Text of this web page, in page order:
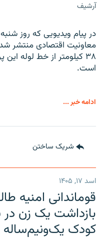
آرشیف
معاونیت اقتصادی منتشر
۳۸ کیلومتر از خط لوله
است.
ادامه خبر ...
شریک ساختن
اسد ۱۷, ۱۴۰۵
قوماندانی امنیه
بازداشت یک زن
کودک یک‌ونیم‌ساله